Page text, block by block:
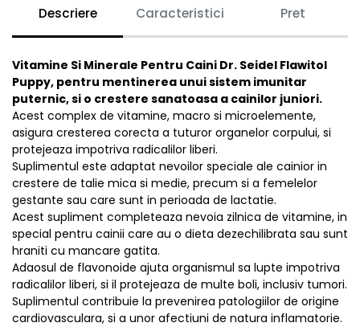
Descriere Caracteristici Pret
Vitamine Si Minerale Pentru Caini Dr. Seidel Flawitol
Puppy, pentru mentinerea unui sistem imunitar
puternic, si o crestere sanatoasa a cainilor juniori.
Acest complex de vitamine, macro si microelemente,
asigura cresterea corecta a tuturor organelor corpului, si
protejeaza impotriva radicalilor liberi.
Suplimentul este adaptat nevoilor speciale ale cainior in
crestere de talie mica si medie, precum si a femelelor
gestante sau care sunt in perioada de lactatie.
Acest supliment completeaza nevoia zilnica de vitamine, in
special pentru cainii care au o dieta dezechilibrata sau sunt
hraniti cu mancare gatita.
Adaosul de flavonoide ajuta organismul sa lupte impotriva
radicalilor liberi, si il protejeaza de multe boli, inclusiv tumori.
Suplimentul contribuie la prevenirea patologiilor de origine
cardiovasculara, si a unor afectiuni de natura inflamatorie.